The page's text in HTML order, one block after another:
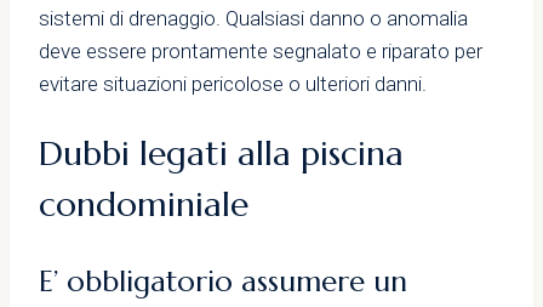
sistemi di drenaggio. Qualsiasi danno o anomalia
deve essere prontamente segnalato e riparato per
evitare situazioni pericolose o ulteriori danni.
Dubbi legati alla piscina
condominiale
E’ obbligatorio assumere un